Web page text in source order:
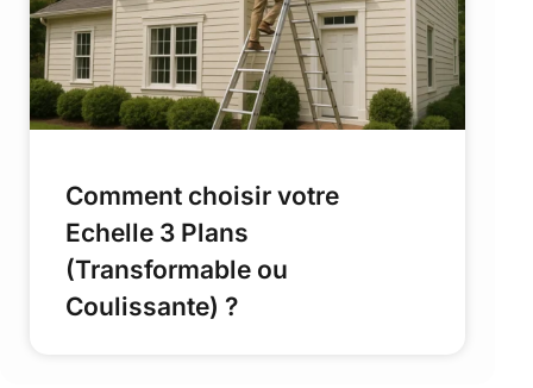
Comment choisir votre
Echelle 3 Plans
(Transformable ou
Coulissante) ?